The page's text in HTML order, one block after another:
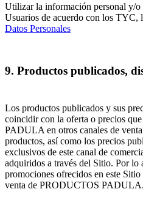
Utilizar la información personal y/o
Usuarios de acuerdo con los TYC,
Datos Personales
9. Productos publicados,
Los productos publicados y sus
coincidir con la oferta o precios
PADULA en otros canales de
productos, así como los precios
exclusivos de este canal de
adquiridos a través del Sitio. Por lo
promociones ofrecidos en este
venta de PRODUCTOS PADULA.